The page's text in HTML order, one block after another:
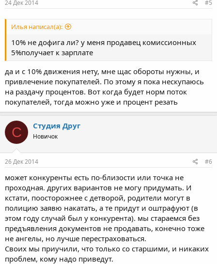
24 Дек 2014 #5
Илья написал(а):
10% не дофига ли? у меня продавец комиссионных
5%получает к зарплате
да и с 10% движения нету, мне щас обороты нужны, и
привлечение покупателей. По этому я пока нескупаюсь
на раздачу процентов. Вот когда будет норм поток
покупателей, тогда можно уже и процент резать
С Студия Друг
Новичок
26 Дек 2014 #6
может конкуренты есть по-близости или точка не
проходная. других вариантов не могу придумать. И
кстати, поосторожнее с детворой, родители могут в
полицию заявю накатать, а те придут и оштрафуют (в
этом году случай был у конкурента). мы стараемся без
предъявления документов не продавать, конечно тоже
не ангелы, но лучше перестраховаться.
Своих мы приучили, что только со старшими, и никаких
проблем, кому надо приведут.